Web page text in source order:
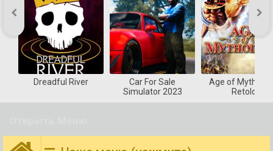
Dreadful River
Car For Sale
Simulator 2023
Age of
Retold